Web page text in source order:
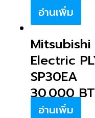
อ่านเพิ่ม
Mitsubishi
Electric
SP30EA
30,000
อ่านเพิ่ม